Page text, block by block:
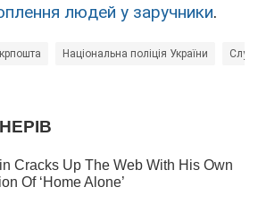
людей у заручники.
Національна поліція України